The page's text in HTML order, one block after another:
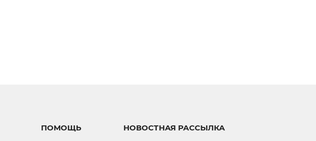
ПОМОЩЬ НОВОСТНАЯ РАССЫЛКА